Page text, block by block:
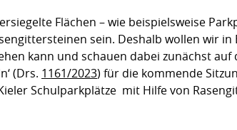
Flächen – wie beispielsweise
sein. Deshalb wollen wir
kann und schauen dabei zunächst
(Drs. 1161/2023) für die kommende
Schulparkplätze mit Hilfe von